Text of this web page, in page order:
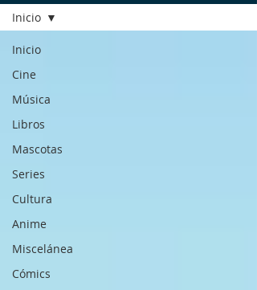
Inicio
Cine
Música
Libros
Mascotas
Series
Cultura
Anime
Miscelánea
Cómics
Inicio